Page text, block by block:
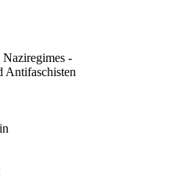
-
Antifaschisten